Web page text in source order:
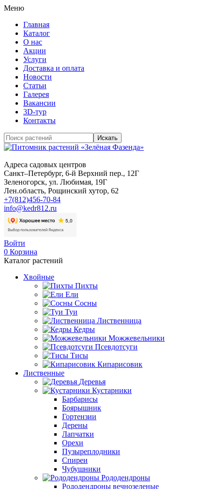
Меню
Главная
Каталог
О нас
Акции
Услуги
Доставка и оплата
Новости
Статьи
Галерея
Вакансии
3D-тур
Контакты
Адреса садовых центров
Санкт–Петербург, 6-й Верхний пер., 12Г
Зеленогорск, ул. Любимая, 19Г
Лен.область, Рощинский хутор, 62
+7(812)456-70-84
info@kedr812.ru
Войти
0 Корзина
Каталог растений
Хвойные
Пихты
Ели
Сосны
Туи
Лиственница
Кедры
Можжевельники
Псевдотсуги
Тисы
Кипарисовик
Лиственные
Деревья
Кустарники
Барбарисы
Боярышник
Гортензии
Дерены
Лапчатки
Орехи
Пузыреплодники
Спиреи
Чубушники
Рододендроны
Рододендроны вечнозеленые